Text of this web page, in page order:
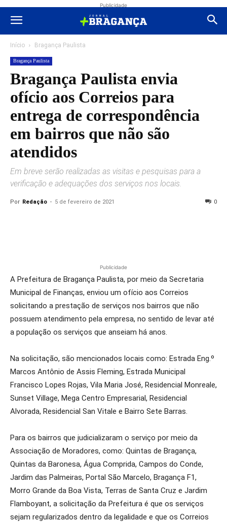
Publicidade
Início Bragança Paulista
Bragança Paulista
Bragança Paulista envia
ofício aos Correios para
entrega de correspondência
em bairros que não são
atendidos
Em breve serão realizadas as visitas e pesquisas para a
verificação e adequações dos serviços nos locais.
Por Redação - 5 de fevereiro de 2021 0
Publicidade
A Prefeitura de Bragança Paulista, por meio da Secretaria
Municipal de Finanças, enviou um ofício aos Correios
solicitando a prestação de serviços nos bairros que não
possuem atendimento pela empresa, no sentido de levar até
a população os serviços que anseiam há anos.
Na solicitação, são mencionados locais como: Estrada Eng.º
Marcos Antônio de Assis Fleming, Estrada Municipal
Francisco Lopes Rojas, Vila Maria José, Residencial Monreale,
Sunset Village, Mega Centro Empresarial, Residencial
Alvorada, Residencial San Vitale e Bairro Sete Barras.
Para os bairros que judicializaram o serviço por meio da
Associação de Moradores, como: Quintas de Bragança,
Quintas da Baronesa, Água Comprida, Campos do Conde,
Jardim das Palmeiras, Portal São Marcelo, Bragança F1,
Morro Grande da Boa Vista, Terras de Santa Cruz e Jardim
Flamboyant, a solicitação da Prefeitura é que os serviços
sejam regularizados dentro da legalidade e que os Correios